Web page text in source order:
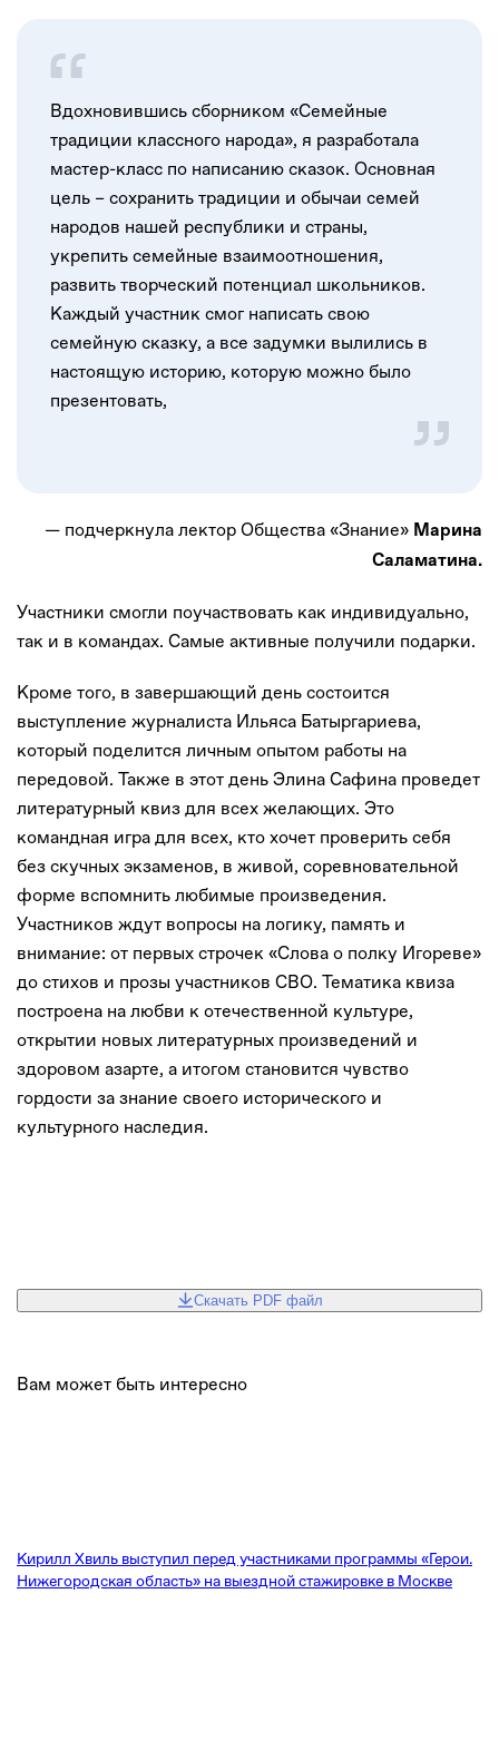
Вдохновившись сборником «Семейные
традиции классного народа», я разработала
мастер-класс по написанию сказок. Основная
цель – сохранить традиции и обычаи семей
народов нашей республики и страны,
укрепить семейные взаимоотношения,
развить творческий потенциал школьников.
Каждый участник смог написать свою
семейную сказку, а все задумки вылились в
настоящую историю, которую можно было
презентовать,
— подчеркнула лектор Общества «Знание» Марина
Саламатина.
Участники смогли поучаствовать как индивидуально,
так и в командах. Самые активные получили подарки.
Кроме того, в завершающий день состоится
выступление журналиста Ильяса Батыргариева,
который поделится личным опытом работы на
передовой. Также в этот день Элина Сафина проведет
литературный квиз для всех желающих. Это
командная игра для всех, кто хочет проверить себя
без скучных экзаменов, в живой, соревновательной
форме вспомнить любимые произведения.
Участников ждут вопросы на логику, память и
внимание: от первых строчек «Слова о полку Игореве»
до стихов и прозы участников СВО. Тематика квиза
построена на любви к отечественной культуре,
открытии новых литературных произведений и
здоровом азарте, а итогом становится чувство
гордости за знание своего исторического и
культурного наследия.
Скачать PDF файл
Вам может быть интересно
Кирилл Хвиль выступил перед участниками программы «Герои.
Нижегородская область» на выездной стажировке в Москве